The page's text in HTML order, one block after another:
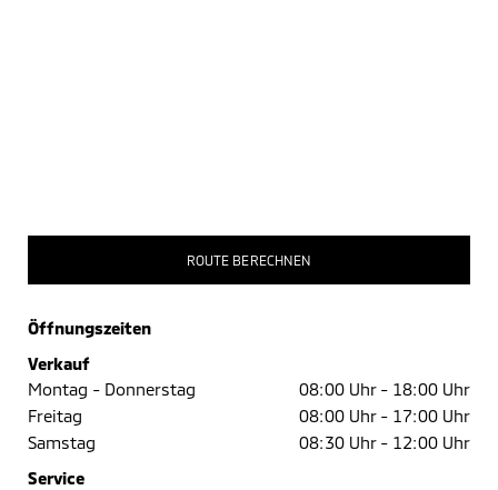
ROUTE BERECHNEN
Öffnungszeiten
Verkauf
Montag - Donnerstag
08:00 Uhr - 18:00 Uhr
Freitag
08:00 Uhr - 17:00 Uhr
Samstag
08:30 Uhr - 12:00 Uhr
Service